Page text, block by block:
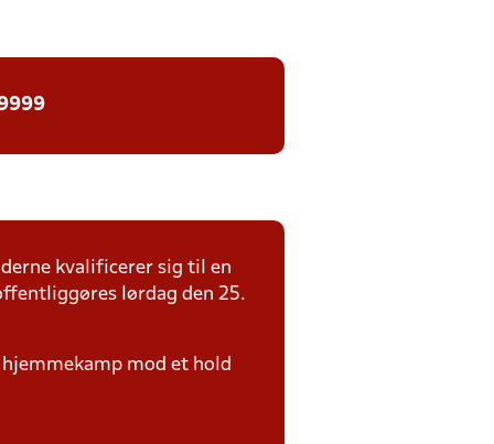
kvalificerer sig til en
lørdag den 25.
mod et hold